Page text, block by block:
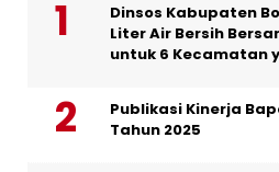
Dinsos Kabupaten
Liter Air Bersih
untuk 6 Kecamatan
Publikasi Kinerja
Tahun 2025